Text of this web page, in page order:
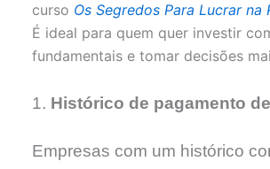
curso Os Segredos Para Lucrar
É ideal para quem quer investir
fundamentais e tomar decisões
1. Histórico de pagamento
Empresas com um histórico